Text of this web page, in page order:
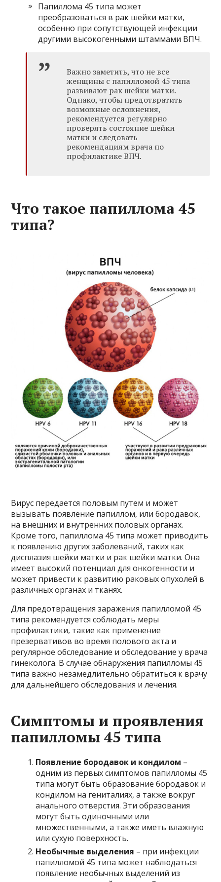
Папиллома 45 типа может
преобразоваться в рак шейки матки,
особенно при сопутствующей инфекции
другими высокогенными штаммами ВПЧ.
Важно заметить, что не все
женщины с папилломой 45 типа
развивают рак шейки матки.
Однако, чтобы предотвратить
возможные осложнения,
рекомендуется регулярно
проверять состояние шейки
матки и следовать
рекомендациям врача по
профилактике ВПЧ.
Что такое папиллома 45
типа?
Вирус передается половым путем и может
вызывать появление папиллом, или бородавок,
на внешних и внутренних половых органах.
Кроме того, папиллома 45 типа может приводить
к появлению других заболеваний, таких как
дисплазия шейки матки и рак шейки матки. Она
имеет высокий потенциал для онкогенности и
может привести к развитию раковых опухолей в
различных органах и тканях.
Для предотвращения заражения папилломой 45
типа рекомендуется соблюдать меры
профилактики, такие как применение
презервативов во время полового акта и
регулярное обследование и обследование у врача
гинеколога. В случае обнаружения папилломы 45
типа важно незамедлительно обратиться к врачу
для дальнейшего обследования и лечения.
Симптомы и проявления
папилломы 45 типа
Появление бородавок и кондилом –
одним из первых симптомов папилломы 45
типа могут быть образование бородавок и
кондилом на гениталиях, а также вокруг
анального отверстия. Эти образования
могут быть одиночными или
множественными, а также иметь влажную
или сухую поверхность.
Необычные выделения – при инфекции
папилломой 45 типа может наблюдаться
появление необычных выделений из